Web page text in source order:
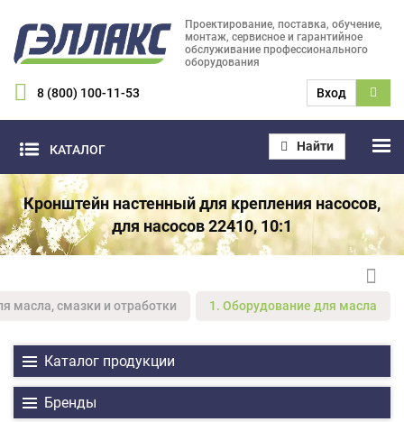
Проектирование, поставка, обучение,
монтаж, сервисное и гарантийное
обслуживание профессионального
оборудования
8 (800) 100-11-53 Вход
КАТАЛОГ Найти
Кронштейн настенный для крепления насосов,
для насосов 22410, 10:1
масла, смазки и отработки 1. Оборудование для масла
Каталог продукции
Бренды